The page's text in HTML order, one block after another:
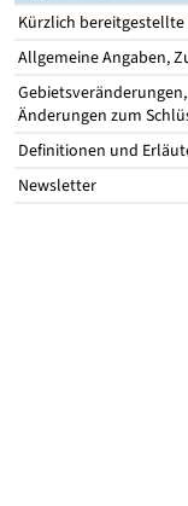
Kürzlich bereitgestellte
Allgemeine Angaben,
Gebietsveränderungen,
Änderungen zum
Definitionen und
Newsletter